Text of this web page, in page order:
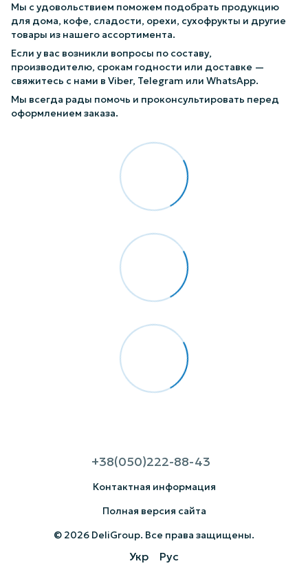
Мы с удовольствием поможем подобрать продукцию
для дома, кофе, сладости, орехи, сухофрукты и другие
товары из нашего ассортимента.
Если у вас возникли вопросы по составу,
производителю, срокам годности или доставке —
свяжитесь с нами в Viber, Telegram или WhatsApp.
Мы всегда рады помочь и проконсультировать перед
оформлением заказа.
+38(050)222-88-43
Контактная информация
Полная версия сайта
© 2026 DeliGroup. Все права защищены.
Укр Рус